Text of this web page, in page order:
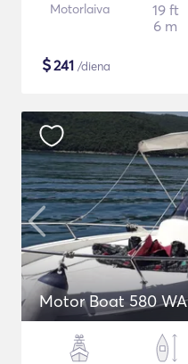
Motorlaiva
19 ft
6 m
$241 /diena
Motor Boat 580 WA